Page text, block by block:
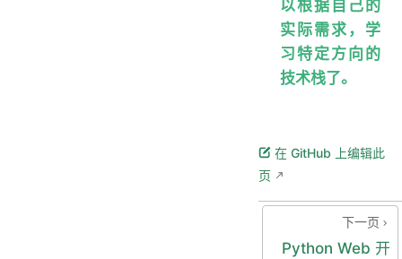
以根据自己的
实际需求，学
习特定方向的
技术栈了。
在 GitHub 上编辑此
页
下一页
Python Web 开